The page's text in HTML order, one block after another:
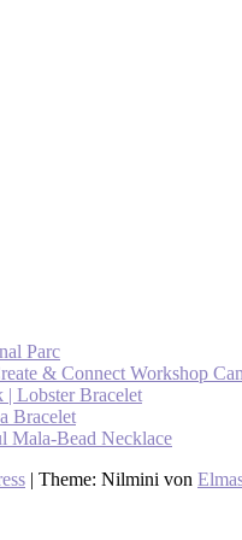
Parc
& Connect Workshop
| Lobster Bracelet
Bracelet
Mala-Bead Necklace
| Theme: Nilmini von